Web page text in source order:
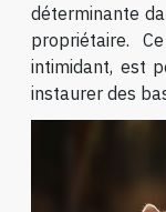
déterminante
propriétaire.
intimidant, est
instaurer des